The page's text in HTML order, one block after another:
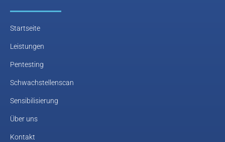
Startseite
Leistungen
Pentesting
Schwachstellenscan
Sensibilisierung
Über uns
Kontakt